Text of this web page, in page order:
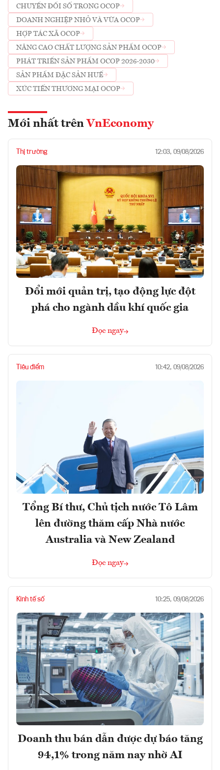
CHUYỂN ĐỔI SỐ TRONG OCOP
DOANH NGHIỆP NHỎ VÀ VỪA OCOP
HỢP TÁC XÃ OCOP
NÂNG CAO CHẤT LƯỢNG SẢN PHẨM OCOP
PHÁT TRIỂN SẢN PHẨM OCOP 2026-2030
SẢN PHẨM ĐẶC SẢN HUẾ
XÚC TIẾN THƯƠNG MẠI OCOP
Mới nhất trên VnEconomy
Thị trường 12:03, 09/08/2026
Đổi mới quản trị, tạo động lực đột
phá cho ngành dầu khí quốc gia
Đọc ngay
Tiêu điểm 10:42, 09/08/2026
Tổng Bí thư, Chủ tịch nước Tô Lâm
lên đường thăm cấp Nhà nước
Australia và New Zealand
Đọc ngay
Kinh tế số 10:25, 09/08/2026
Doanh thu bán dẫn được dự báo tăng
94,1% trong năm nay nhờ AI